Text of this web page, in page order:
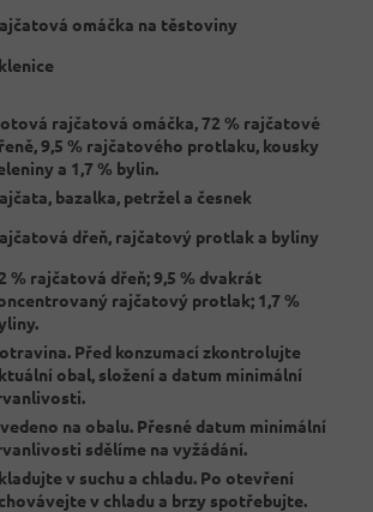
omáčka na těstoviny
rajčatová omáčka, 72 % rajčatové
9,5 % rajčatového protlaku, kousky
a 1,7 % bylin.
bazalka, petržel a česnek
dřeň, rajčatový protlak a byliny
% rajčatová dřeň; 9,5 % dvakrát
rajčatový protlak; 1,7 %
Před konzumací zkontrolujte
obal, složení a datum minimální
na obalu. Přesné datum minimální
sdělíme na vyžádání.
v suchu a chladu. Po otevření
v chladu a brzy spotřebujte.